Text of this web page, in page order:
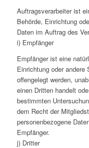
Auftragsverarbeiter ist
Behörde, Einrichtung
Daten im Auftrag des
i) Empfänger
Empfänger ist eine
Einrichtung oder andere
offengelegt werden,
einen Dritten handelt
bestimmten
dem Recht der
personenbezogene
Empfänger.
j) Dritter